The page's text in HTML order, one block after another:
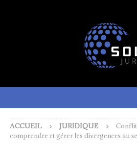
ACCUEIL JURIDIQUE
comprendre et gérer les divergences au